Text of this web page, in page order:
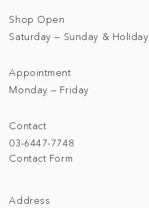
Address
Contact
03-6447-7748
Contact Form
Shop Open
Saturday — Sunday & Holiday
Appointment
Monday — Friday